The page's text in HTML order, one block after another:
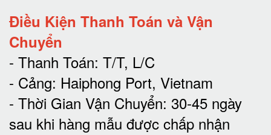
Điều Kiện Thanh Toán và Vận
Chuyển
- Thanh Toán: T/T, L/C
- Cảng: Haiphong Port, Vietnam
- Thời Gian Vận Chuyển: 30-45 ngày
sau khi hàng mẫu được chấp nhận